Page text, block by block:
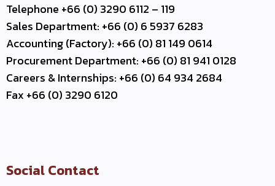
Telephone +66 (0) 3290 6112 – 119
Sales Department: +66 (0) 6 5937 6283
Accounting (Factory): +66 (0) 81 149 0614
Procurement Department: +66 (0) 81 941 0128
Careers & Internships: +66 (0) 64 934 2684
Fax +66 (0) 3290 6120
Social Contact